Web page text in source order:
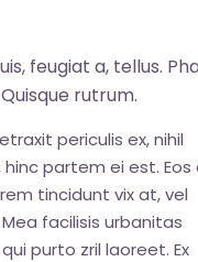
feugiat a, tellus.
rutrum.
periculis ex, nihil
partem ei est. Eos
tincidunt vix at, vel
facilisis urbanitas
purto zril laoreet. Ex